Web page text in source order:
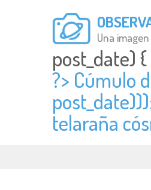
Una
post_date) {
?> Cúmulo
telaraña